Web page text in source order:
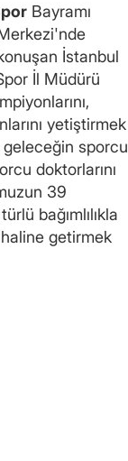
Bayramı
İstanbul
İl Müdürü
yetiştirmek
sporcu
doktorlarını
39
bağımlılıkla
getirmek